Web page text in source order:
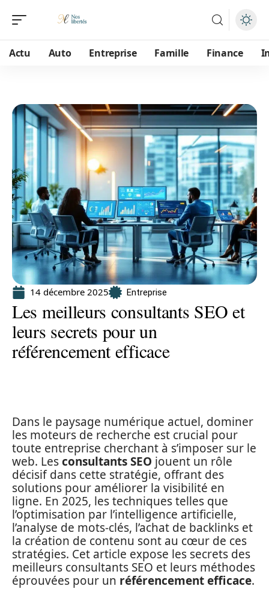
Actu Auto Entreprise Famille Finance
14 décembre 2025 Entreprise
Les meilleurs consultants SEO et
leurs secrets pour un
référencement efficace
Dans le paysage numérique actuel, dominer
les moteurs de recherche est crucial pour
toute entreprise cherchant à s’imposer sur le
web. Lesconsultants SEO jouent un rôle
décisif dans cette stratégie, offrant des
solutions pour améliorer la visibilité en
ligne. En 2025, les techniques telles que
l’optimisation par l’intelligence artificielle,
l’analyse de mots-clés, l’achat de backlinks et
la création de contenu sont au cœur de ces
stratégies. Cet article expose les secrets des
meilleurs consultants SEO et leurs méthodes
éprouvées pour un référencement efficace.